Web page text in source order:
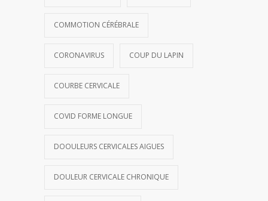
COMMOTION CÉRÉBRALE
CORONAVIRUS COUP DU LAPIN
COURBE CERVICALE
COVID FORME LONGUE
DOOULEURS CERVICALES AIGUES
DOULEUR CERVICALE CHRONIQUE